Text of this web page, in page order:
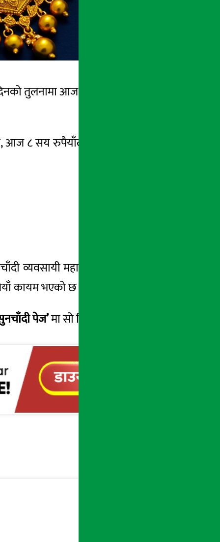
तुलनामा आज सुनको मूल्य प्रतितोला ८ सय
आज ८ सय रुपैयाँले बढेर दुई लाख ९४ हजार ८
व्यवसायी महासंघका अनुसार प्रति १० ग्राम
कायम भएको छ ।
पेज’मा सो विवरण हेर्न सकिन्छ ।